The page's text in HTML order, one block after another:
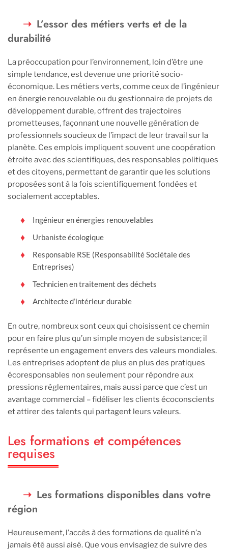
L’essor des métiers verts et de la
durabilité
La préoccupation pour l’environnement, loin d’être une
simple tendance, est devenue une priorité socio-
économique. Les métiers verts, comme ceux de l’ingénieur
en énergie renouvelable ou du gestionnaire de projets de
développement durable, offrent des trajectoires
prometteuses, façonnant une nouvelle génération de
professionnels soucieux de l’impact de leur travail sur la
planète. Ces emplois impliquent souvent une coopération
étroite avec des scientifiques, des responsables politiques
et des citoyens, permettant de garantir que les solutions
proposées sont à la fois scientifiquement fondées et
socialement acceptables.
Ingénieur en énergies renouvelables
Urbaniste écologique
Responsable RSE (Responsabilité Sociétale des
Entreprises)
Technicien en traitement des déchets
Architecte d’intérieur durable
En outre, nombreux sont ceux qui choisissent ce chemin
pour en faire plus qu’un simple moyen de subsistance; il
représente un engagement envers des valeurs mondiales.
Les entreprises adoptent de plus en plus des pratiques
écoresponsables non seulement pour répondre aux
pressions réglementaires, mais aussi parce que c’est un
avantage commercial – fidéliser les clients écoconscients
et attirer des talents qui partagent leurs valeurs.
Les formations et compétences
requises
Les formations disponibles dans votre
région
Heureusement, l’accès à des formations de qualité n’a
jamais été aussi aisé. Que vous envisagiez de suivre des